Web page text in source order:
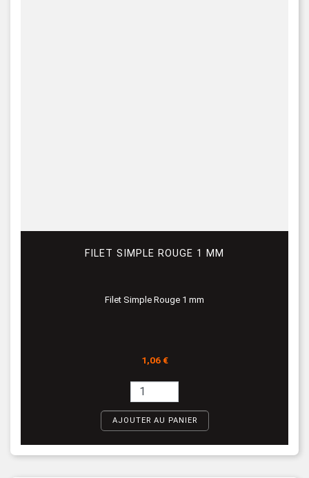
FILET SIMPLE ROUGE 1 MM
Filet Simple Rouge 1 mm
Prix
1,06 €
AJOUTER AU PANIER